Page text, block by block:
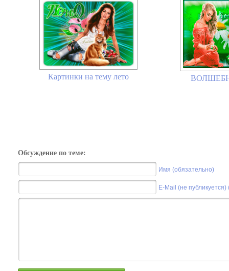
Картинки на тему лето
Обсуждение по теме:
Имя (обязательно)
E-Mail (не